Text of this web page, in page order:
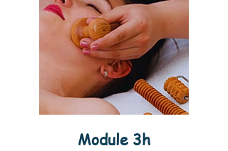
Module 3h